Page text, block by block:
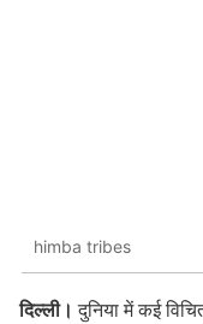
himba tribes
दिल्ली। दुनिया में कई